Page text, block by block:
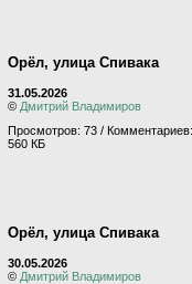
Орёл, улица Спивака
31.05.2026
© Дмитрий Владимиров
Просмотров: 73 /
560 КБ
Орёл, улица Спивака
30.05.2026
© Дмитрий Владимиров